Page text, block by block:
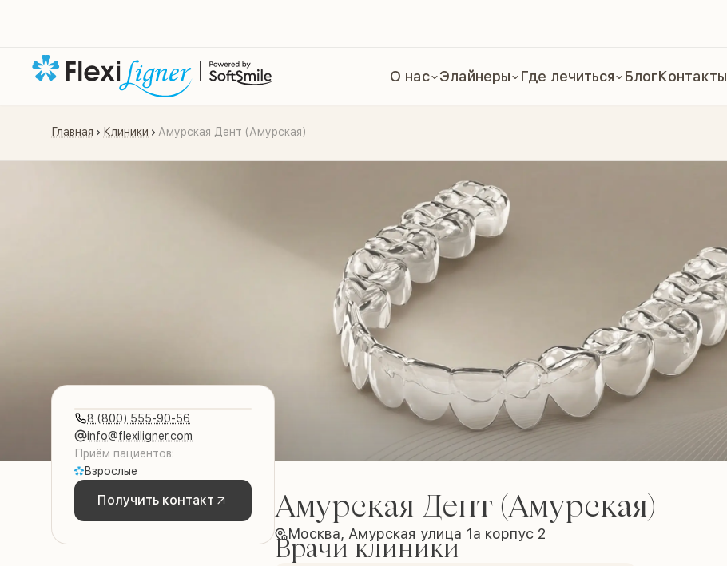
О нас Элайнеры Где лечиться БлогКонтакты
Главная Клиники Амурская Дент (Амурская)
8 (800) 555-90-56
info@flexiligner.com
Приём пациентов:
Взрослые
Получить контакт Амурская Дент (Амурская)
Москва, Амурская улица 1а корпус 2
Врачи клиники